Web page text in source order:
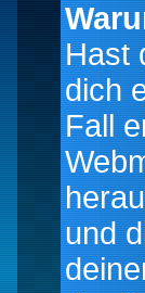
Hast
dich
Fall
und